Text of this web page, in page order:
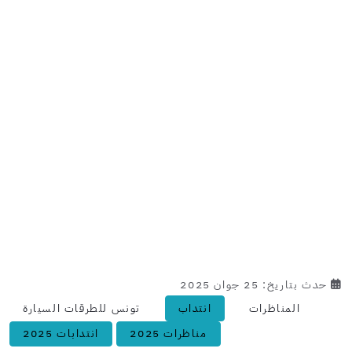
حدث بتاريخ: 25 جوان 2025
المناظرات انتداب
تونس للطرقات السيارة
مناظرات 2025
انتدابات 2025